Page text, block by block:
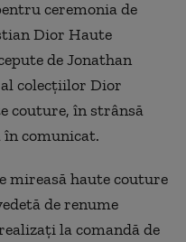
ceremonia de
Dior Haute
de Jonathan
colecţiilor Dior
couture, în strânsă
în comunicat.
mireasă haute couture
de renume
la comandă de